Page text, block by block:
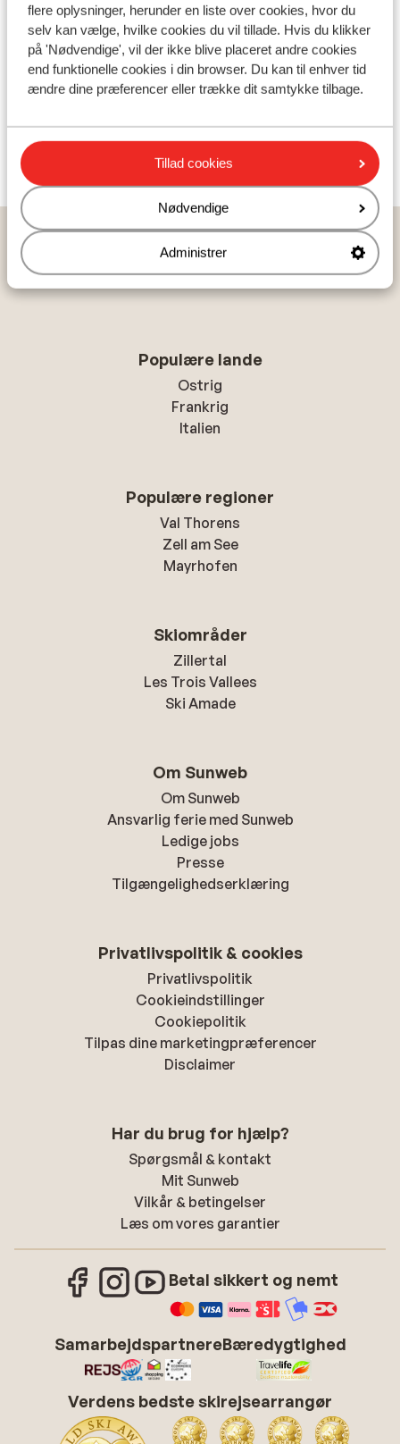
flere oplysninger, herunder en liste over cookies, hvor du
selv kan vælge, hvilke cookies du vil tillade. Hvis du klikker
på 'Nødvendige', vil der ikke blive placeret andre cookies
end funktionelle cookies i din browser. Du kan til enhver tid
ændre dine præferencer eller trække dit samtykke tilbage.
Tillad cookies
Nødvendige
Administrer
Skileje
Andre overnatningssteder i Printse
Chalet Balcon de Veysonnaz
Hjem Skiferie Schweiz Les 4 Vallées
Printse
Veysonnaz
Résidence Veysonnaz 3*
Populære lande
Ostrig
Frankrig
Italien
Populære regioner
Val Thorens
Zell am See
Mayrhofen
Skiområder
Zillertal
Les Trois Vallees
Ski Amade
Om Sunweb
Om Sunweb
Ansvarlig ferie med Sunweb
Ledige jobs
Presse
Tilgængelighedserklæring
Privatlivspolitik & cookies
Privatlivspolitik
Cookieindstillinger
Cookiepolitik
Tilpas dine marketingpræferencer
Disclaimer
Har du brug for hjælp?
Spørgsmål & kontakt
Mit Sunweb
Vilkår & betingelser
Læs om vores garantier
Betal sikkert og nemt
SamarbejdspartnereBæredygtighed
Verdens bedste skirejsearrangør